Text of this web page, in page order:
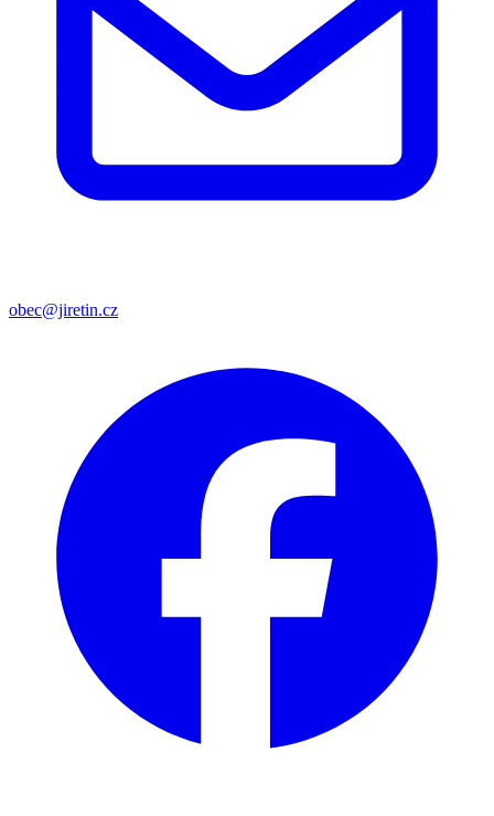
obec@jiretin.cz